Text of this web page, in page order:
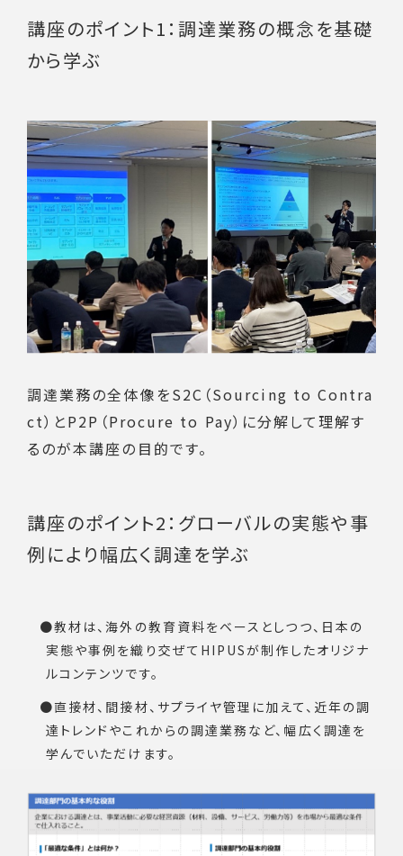
講座のポイント1：調達業務の概念を基礎
から学ぶ
調達業務の全体像をS2C（Sourcing to Contra
ct）とP2P（Procure to Pay）に分解して理解す
るのが本講座の目的です。
講座のポイント2：グローバルの実態や事
例により幅広く調達を学ぶ
教材は、海外の教育資料をベースとしつつ、日本の
実態や事例を織り交ぜてHIPUSが制作したオリジナ
ルコンテンツです。
直接材、間接材、サプライヤ管理に加えて、近年の調
達トレンドやこれからの調達業務など、幅広く調達を
学んでいただけます。